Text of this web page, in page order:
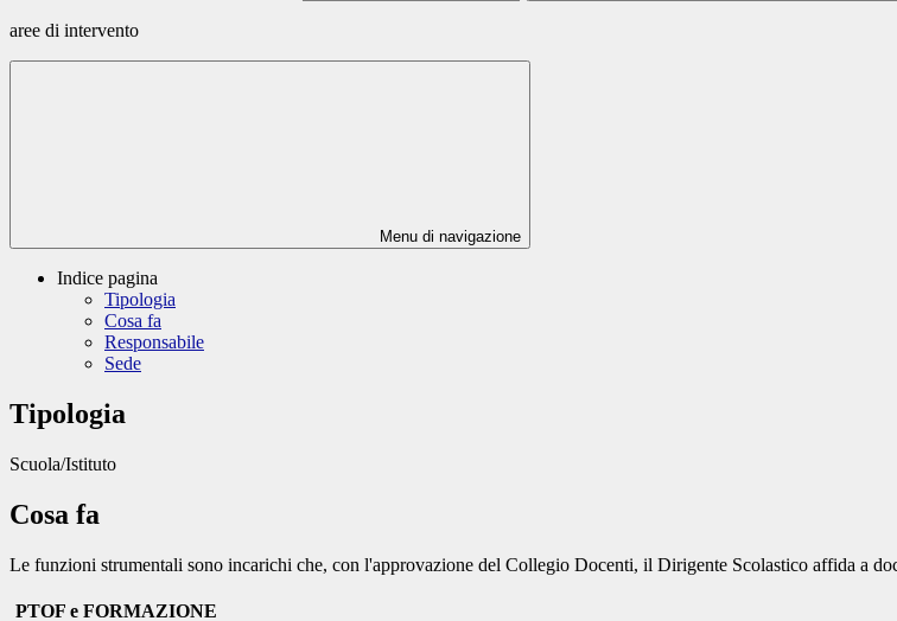
aree di intervento
Menu di navigazione
Indice pagina
Tipologia
Cosa fa
Responsabile
Sede
Tipologia
Scuola/Istituto
Cosa fa
Le funzioni strumentali sono incarichi che, con l'approvazione del Collegio Docenti, il Dirigente Scolastico affida a
PTOF e FORMAZIONE